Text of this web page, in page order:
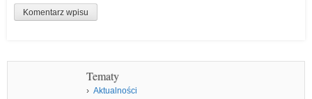
Tematy
Aktualności